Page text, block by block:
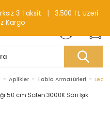
Aplikler Tablo Armatürleri Led
3 Taksit | 3.500 TL Üzeri
Kargo